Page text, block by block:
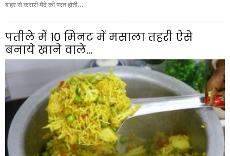
बाहर से करारी मैदे की परत होती...
पतीले में 10 मिनट में मसाला तहरी ऐसे
बनाये खाने वाले...